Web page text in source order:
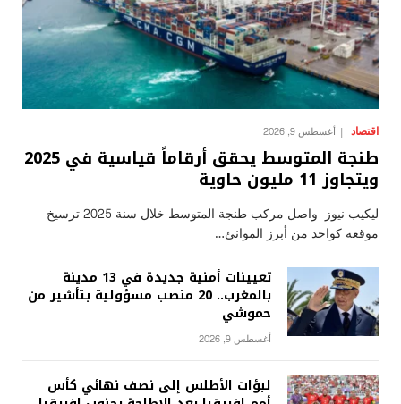
اقتصاد أغسطس 9, 2026
طنجة المتوسط يحقق أرقاماً قياسية في 2025
ويتجاوز 11 مليون حاوية
ليكيب نيوز واصل مركب طنجة المتوسط خلال سنة 2025 ترسيخ
موقعه كواحد من أبرز الموانئ…
تعيينات أمنية جديدة في 13 مدينة
بالمغرب.. 20 منصب مسؤولية بتأشير من
حموشي
أغسطس 9, 2026
لبؤات الأطلس إلى نصف نهائي كأس